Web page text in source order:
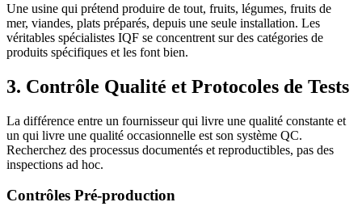
Une usine qui prétend produire de tout, fruits, légumes, fruits de
mer, viandes, plats préparés, depuis une seule installation. Les
véritables spécialistes IQF se concentrent sur des catégories de
produits spécifiques et les font bien.
3. Contrôle Qualité et Protocoles de Tests
La différence entre un fournisseur qui livre une qualité constante et
un qui livre une qualité occasionnelle est son système QC.
Recherchez des processus documentés et reproductibles, pas des
inspections ad hoc.
Contrôles Pré-production